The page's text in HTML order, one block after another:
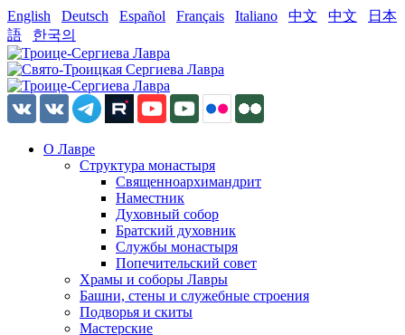
English Deutsch Español Français Italiano 中文 中文
日本
語
한국의
О Лавре
Структура монастыря
Священноархимандрит
Наместник
Духовный собор
Братский духовник
Службы монастыря
Попечительский совет
Храмы и соборы Лавры
Башни, стены и служебные строения
Подворья и скиты
Мастерские